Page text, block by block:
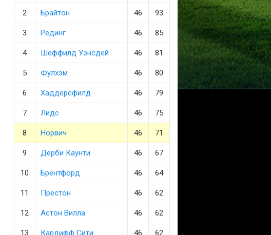
2 Брайтон 46 93
3 Рединг 46 85
4 Шеффилд Уэнсдей 46 81
5 Фулхэм 46 80
6 Хаддерсфилд 46 79
7 Лидс 46 75
8 Норвич 46 71
9 Дерби Каунти 46 67
10 Брентфорд 46 64
11 Престон 46 62
12 Астон Вилла 46 62
13 Кардифф Сити 46 62